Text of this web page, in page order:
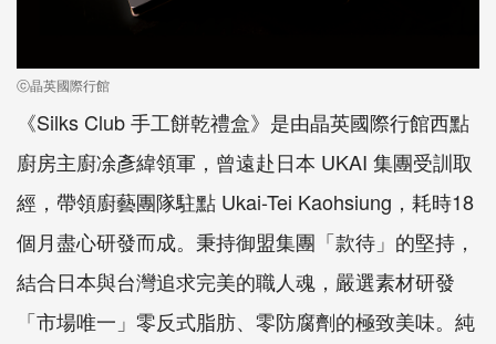
ⓒ晶英國際行館
《Silks Club手工餅乾禮盒》是由晶英國際行館西點
廚房主廚凃彥緯領軍，曾遠赴日本 UKAI 集團受訓取
經，帶領廚藝團隊駐點 Ukai-Tei Kaohsiung ，耗時18
個月盡心研發而成。秉持御盟集團「款待」的堅持，
結合日本與台灣追求完美的職人魂，嚴選素材研發
「市場唯一」零反式脂肪、零防腐劑的極致美味。純